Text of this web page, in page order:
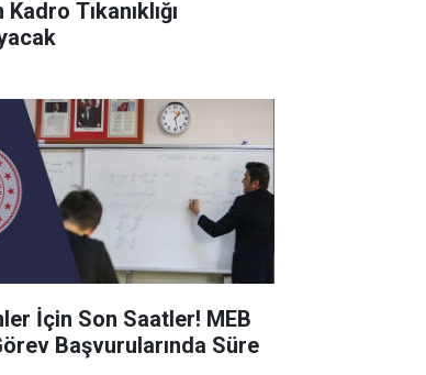
Tıkanıklığı
İçin Son Saatler! MEB
Başvurularında Süre